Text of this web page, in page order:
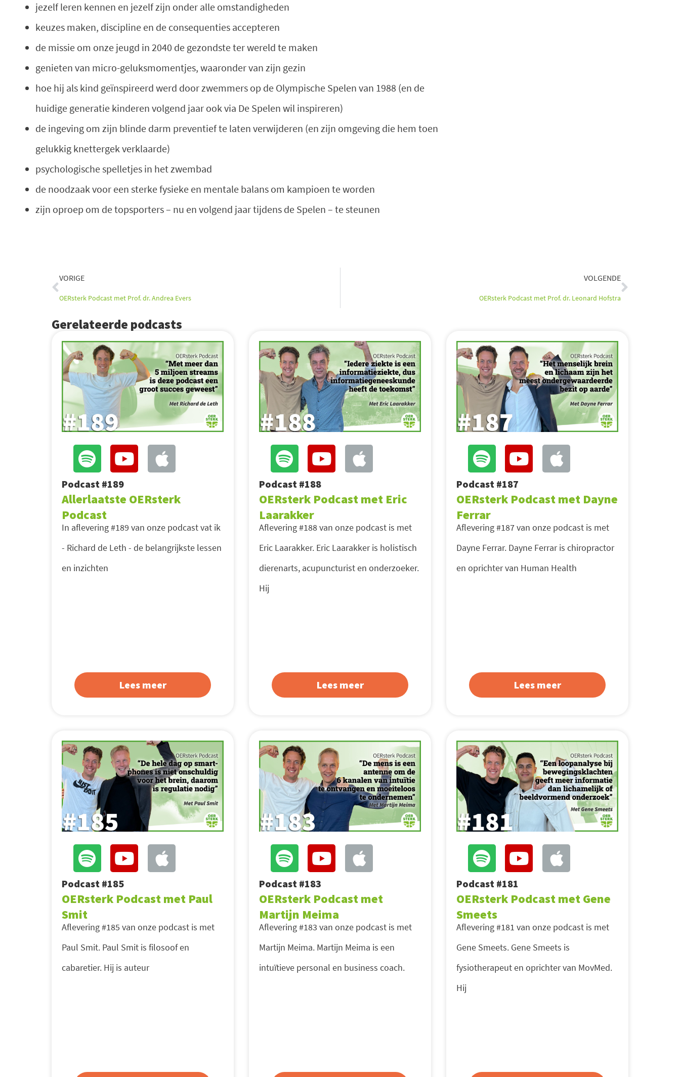
jezelf leren kennen en jezelf zijn onder alle omstandigheden
keuzes maken, discipline en de consequenties accepteren
de missie om onze jeugd in 2040 de gezondste ter wereld te maken
genieten van micro-geluksmomentjes, waaronder van zijn gezin
hoe hij als kind geïnspireerd werd door zwemmers op de Olympische Spelen van 1988 (en de
huidige generatie kinderen volgend jaar ook via De Spelen wil inspireren)
de ingeving om zijn blinde darm preventief te laten verwijderen (en zijn omgeving die hem toen
gelukkig knettergek verklaarde)
psychologische spelletjes in het zwembad
de noodzaak voor een sterke fysieke en mentale balans om kampioen te worden
zijn oproep om de topsporters – nu en volgend jaar tijdens de Spelen – te steunen
Vorige
VORIGE
OERsterk Podcast met Prof. dr. Andrea Evers
VOLGENDE
OERsterk Podcast met Prof. dr. Leonard Hofstra
Volgende
Gerelateerde podcasts
Podcast #189
Allerlaatste OERsterk
Podcast
In aflevering #189 van onze podcast vat ik
- Richard de Leth - de belangrijkste lessen
en inzichten
Lees meer
Podcast #188
OERsterk Podcast met Eric
Laarakker
Aflevering #188 van onze podcast is met
Eric Laarakker. Eric Laarakker is holistisch
dierenarts, acupuncturist en onderzoeker.
Hij
Lees meer
Podcast #187
OERsterk Podcast met Dayne
Ferrar
Aflevering #187 van onze podcast is met
Dayne Ferrar. Dayne Ferrar is chiropractor
en oprichter van Human Health
Lees meer
Podcast #185
OERsterk Podcast met Paul
Smit
Aflevering #185 van onze podcast is met
Paul Smit. Paul Smit is filosoof en
cabaretier. Hij is auteur
Podcast #183
OERsterk Podcast met
Martijn Meima
Aflevering #183 van onze podcast is met
Martijn Meima. Martijn Meima is een
intuïtieve personal en business coach.
Podcast #181
OERsterk Podcast met Gene
Smeets
Aflevering #181 van onze podcast is met
Gene Smeets. Gene Smeets is
fysiotherapeut en oprichter van MovMed.
Hij